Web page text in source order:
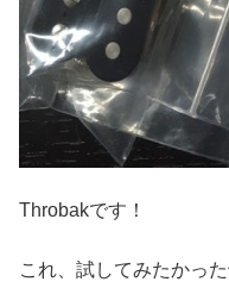
Throbakです！
これ、試してみたかっ